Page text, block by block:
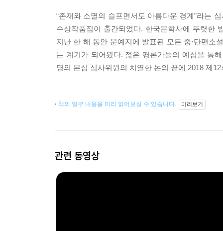
“존재와 소멸의 슬프면서도 아름다운 경계”라는
수상작품집이 출간되었다. 한국문학사에 뚜렷한
지난 한 해 동안 문예지에 발표된 모든 중·단편소
는 계기가 되어왔다. 젊은 평론가들의 예심을 통
명의 본심 심사위원의 치열한 논의 끝에 2018 제
책의 일부 내용을 미리 읽어보실 수 있습니다. 미리보기
관련 동영상